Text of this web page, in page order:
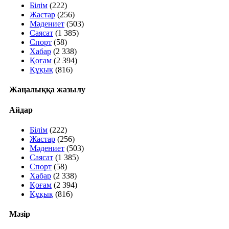
Білім (222)
Жастар (256)
Мәдениет (503)
Саясат (1 385)
Спорт (58)
Хабар (2 338)
Қоғам (2 394)
Құқық (816)
Жаңалыққа жазылу
Айдар
Білім (222)
Жастар (256)
Мәдениет (503)
Саясат (1 385)
Спорт (58)
Хабар (2 338)
Қоғам (2 394)
Құқық (816)
Мәзір